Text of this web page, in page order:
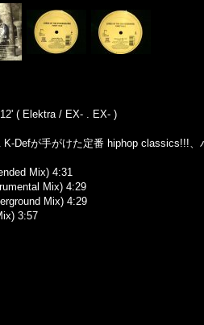
( Elektra / EX- . EX- )
Defが手がけた定番 hiphop classics!!!、
Mix) 4:31
Mix) 4:29
Mix) 4:29
3:57